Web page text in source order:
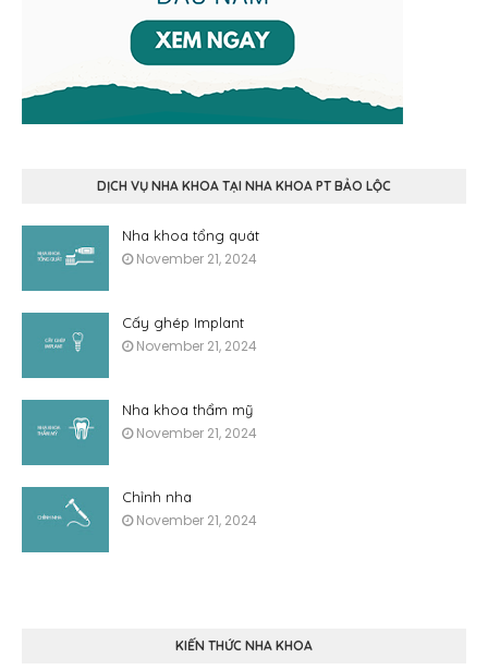
DỊCH VỤ NHA KHOA TẠI NHA KHOA PT BẢO LỘC
Nha khoa tổng quát
November 21, 2024
Cấy ghép Implant
November 21, 2024
Nha khoa thẩm mỹ
November 21, 2024
Chỉnh nha
November 21, 2024
KIẾN THỨC NHA KHOA